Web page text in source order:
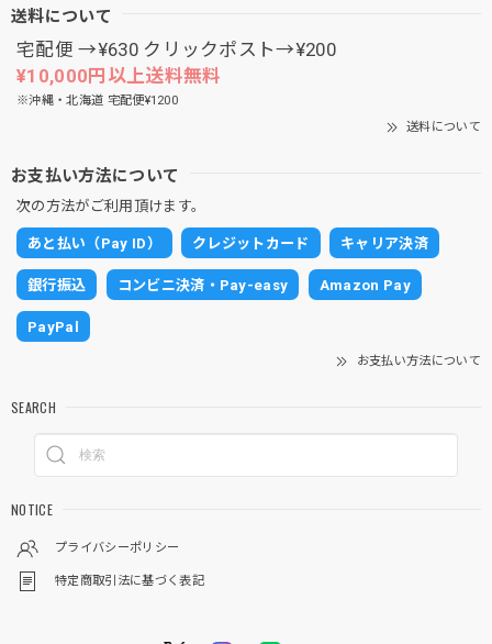
送料について
宅配便 →¥630 クリックポスト→¥200
¥10,000円以上送料無料
※沖縄・北海道 宅配便¥1200
送料について
お支払い方法について
次の方法がご利用頂けます。
あと払い（Pay ID） クレジットカード キャリア決済
銀行振込 コンビニ決済・Pay-easy Amazon Pay
PayPal
お支払い方法について
SEARCH
NOTICE
プライバシーポリシー
特定商取引法に基づく表記